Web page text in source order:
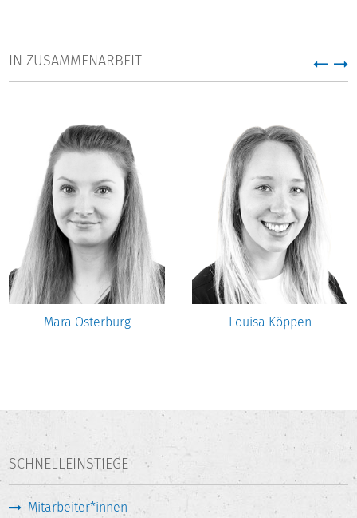
IN ZUSAMMENARBEIT
Mara Osterburg Louisa Köppen
SCHNELLEINSTIEGE
Mitarbeiter*innen